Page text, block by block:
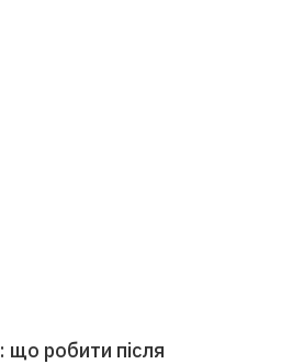
що робити після